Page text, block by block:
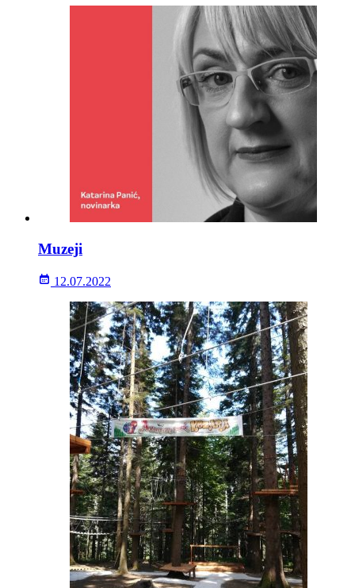
Muzeji
12.07.2022